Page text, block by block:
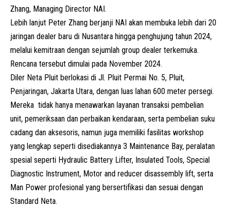
Zhang, Managing Director NAI.
Lebih lanjut Peter Zhang berjanji NAI akan membuka lebih dari 20
jaringan dealer baru di Nusantara hingga penghujung tahun 2024,
melalui kemitraan dengan sejumlah group dealer terkemuka.
Rencana tersebut dimulai pada November 2024.
Diler Neta Pluit berlokasi di Jl. Pluit Permai No. 5, Pluit,
Penjaringan, Jakarta Utara, dengan luas lahan 600 meter persegi.
Mereka tidak hanya menawarkan layanan transaksi pembelian
unit, pemeriksaan dan perbaikan kendaraan, serta pembelian suku
cadang dan aksesoris, namun juga memiliki fasilitas workshop
yang lengkap seperti disediakannya 3 Maintenance Bay, peralatan
spesial seperti Hydraulic Battery Lifter, Insulated Tools, Special
Diagnostic Instrument, Motor and reducer disassembly lift, serta
Man Power profesional yang bersertifikasi dan sesuai dengan
Standard Neta.